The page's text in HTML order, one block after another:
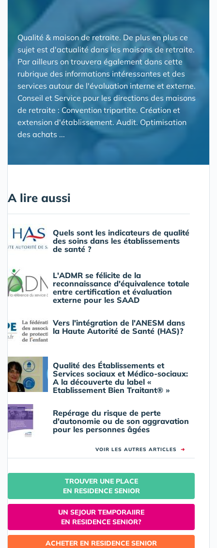
Qualité & maison de retraite. De plus en plus ce
sujet est d'actualité dans les maisons de retraite.
Par ailleurs on trouvera également dans cette
rubrique des informations intéressantes et des
services autour de l'évaluation interne et externe.
Conseil et Service pour les directions des maisons
de retraite : Convention tripartite. Création et
extension d'établissement. Audit. Optimisation
des achats ...
A lire aussi
Quels sont les indicateurs de qualité
des soins dans les établissements
de santé ?
L'ADMR se félicite de la
reconnaissance d'équivalence totale
entre certification et évaluation
externe pour les SAAD
Vers l'intégration de l'ANESM dans
la Haute Autorité de Santé (HAS)?
Qualité des Établissements et
Services sociaux et Médico-sociaux:
A la découverte du label «
Etablissement Bien Traitant® »
Repérage du risque de perte
d'autonomie ou de son aggravation
pour les personnes âgées
VOIR LES AUTRES ARTICLES ➜
TROUVER UNE PLACE
EN RESIDENCE SENIOR
UN SEJOUR TEMPORAIIRE
EN RESIDENCE SENIOR?
ACHETER EN RESIDENCE SENIOR